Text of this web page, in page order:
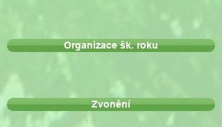
Organizace šk. roku
Zvonění